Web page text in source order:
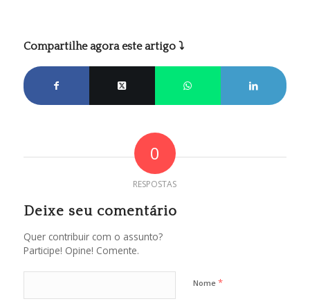
Compartilhe agora este artigo ⤵
0
RESPOSTAS
Deixe seu comentário
Quer contribuir com o assunto?
Participe! Opine! Comente.
Nome *